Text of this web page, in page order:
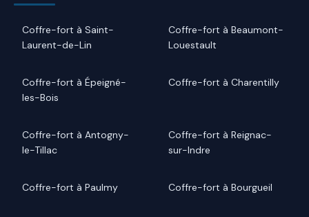
Coffre-fort à Saint-
Laurent-de-Lin
Coffre-fort à Beaumont-
Louestault
Coffre-fort à Épeigné-
les-Bois
Coffre-fort à Charentilly
Coffre-fort à Antogny-
le-Tillac
Coffre-fort à Reignac-
sur-Indre
Coffre-fort à Paulmy Coffre-fort à Bourgueil